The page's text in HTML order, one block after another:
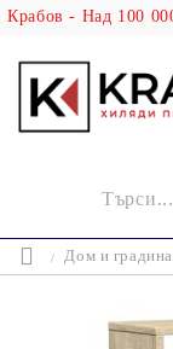
Дом и градина